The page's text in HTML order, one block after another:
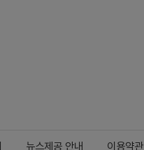
뉴스제공 안내 이용약관